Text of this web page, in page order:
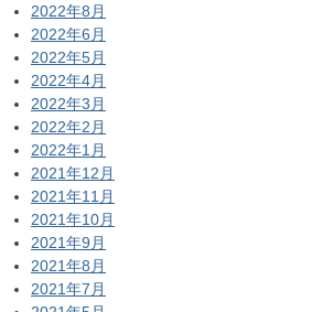
2022年8月
2022年6月
2022年5月
2022年4月
2022年3月
2022年2月
2022年1月
2021年12月
2021年11月
2021年10月
2021年9月
2021年8月
2021年7月